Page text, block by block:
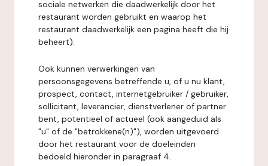
sociale netwerken die daadwerkelijk door het
restaurant worden gebruikt en waarop het
restaurant daadwerkelijk een pagina heeft die hij
beheert).
Ook kunnen verwerkingen van
persoonsgegevens betreffende u, of u nu klant,
prospect, contact, internetgebruiker / gebruiker,
sollicitant, leverancier, dienstverlener of partner
bent, potentieel of actueel (ook aangeduid als
"u" of de "betrokkene(n)"), worden uitgevoerd
door het restaurant voor de doeleinden
bedoeld hieronder in paragraaf 4.